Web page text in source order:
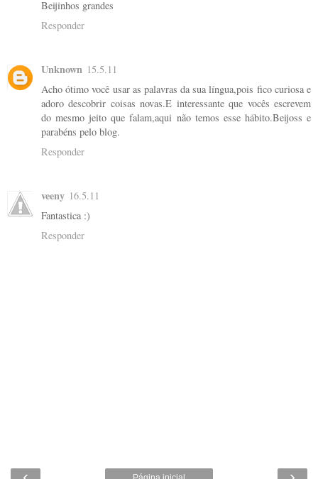
Beijinhos grandes
Responder
Unknown 15.5.11
Acho ótimo você usar as palavras da sua língua,pois fico curiosa e
adoro descobrir coisas novas.E interessante que vocês escrevem
do mesmo jeito que falam,aqui não temos esse hábito.Beijoss e
parabéns pelo blog.
Responder
veeny 16.5.11
Fantastica :)
Responder